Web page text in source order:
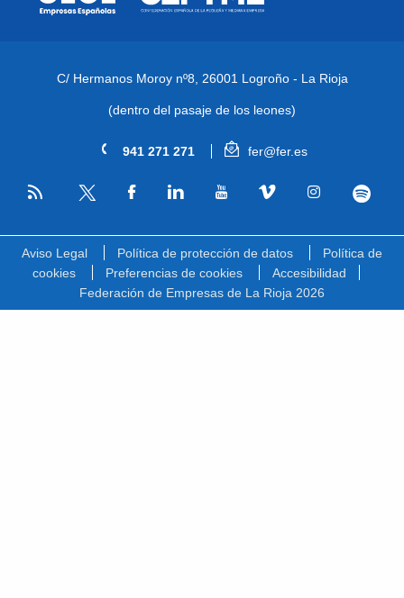
C/ Hermanos Moroy nº8, 26001 Logroño - La Rioja
(dentro del pasaje de los leones)
941 271 271 fer@fer.es
RSS
Aviso Legal Política de protección de datos
Política de
cookies
Preferencias de cookies
Accesibilidad
Federación de Empresas de La Rioja 2026